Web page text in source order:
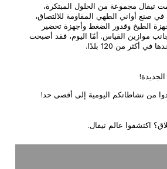
تيفال مجموعة من الحلول المبتكرة،
في صنع أواني الطهي المقاومة للالتصاق،
الطبخ وقدور الضغط وأجهزة تحضير
موازين القياس. أمّا اليوم، فقد أصبحت
أكثر من 120 بلدًا.
الجديدة!
من نشاطاتكم اليومية إلى أقصى حد!
اكتشفوا عالم تيفال.